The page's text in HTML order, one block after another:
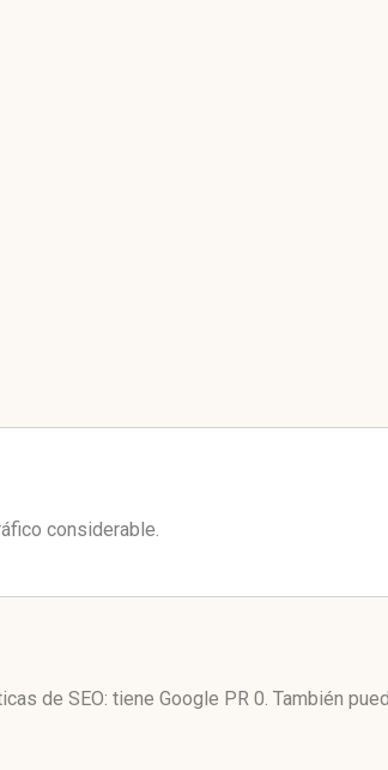
considerable.
de SEO: tiene Google PR 0. También